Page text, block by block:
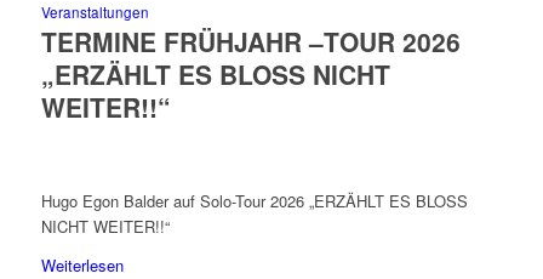
Veranstaltungen
TERMINE FRÜHJAHR –TOUR 2026
„ERZÄHLT ES BLOSS NICHT
WEITER!!“
Hugo Egon Balder auf Solo-Tour 2026 „ERZÄHLT ES BLOSS
NICHT WEITER!!“
Weiterlesen